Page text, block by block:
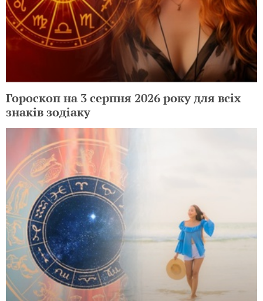
Гороскоп на 3 серпня 2026 року для всіх
знаків зодіаку